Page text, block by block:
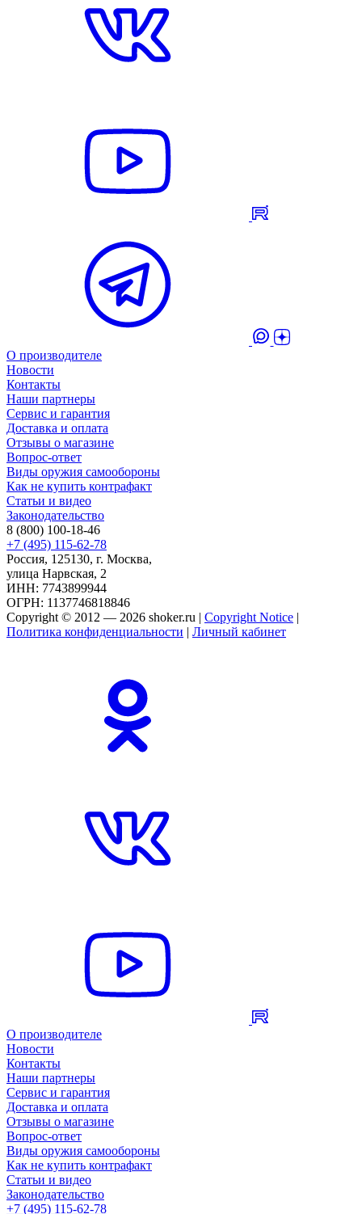
О производителе
Новости
Контакты
Наши партнеры
Сервис и гарантия
Доставка и оплата
Отзывы о магазине
Вопрос-ответ
Виды оружия самообороны
Как не купить контрафакт
Статьи и видео
Законодательство
8 (800) 100-18-46
+7 (495) 115-62-78
Россия, 125130, г. Москва,
улица Нарвская, 2
ИНН: 7743899944
ОГРН: 1137746818846
Copyright © 2012 — 2026 shoker.ru | Copyright Notice |
Политика конфиденциальности | Личный кабинет
О производителе
Новости
Контакты
Наши партнеры
Сервис и гарантия
Доставка и оплата
Отзывы о магазине
Вопрос-ответ
Виды оружия самообороны
Как не купить контрафакт
Статьи и видео
Законодательство
+7 (495) 115-62-78